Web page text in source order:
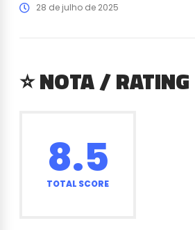
28 de julho de 2025
⭐ NOTA / RATING
8.5
TOTAL SCORE